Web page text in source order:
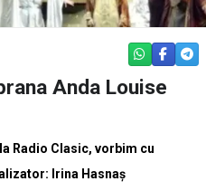
WHATSAPP
Anda Louise
Radio Clasic, vorbim cu
Irina Hasnaș